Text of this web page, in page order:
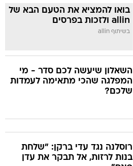
בואו להמציא את הטעם הבא של
allin ולזכות בפרסים
בשיתוף allin
השאלון שיעשה לכם סדר - מי
המפלגה שהכי מתאימה לעמדות
שלכם?
רוסלנה נגד עדי ברקן: "שלחת
בנות לרזות, אל תבקר את עדן